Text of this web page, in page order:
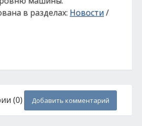
в разделах: Новости/
(0) Добавить комментарий